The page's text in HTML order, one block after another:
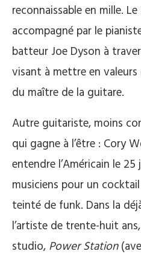
reconnaissable en mille.
accompagné par le
batteur Joe Dyson à
visant à mettre en
du maître de la guitare.
Autre guitariste, moins
qui gagne à l’être : Cory
entendre l’Américain le
musiciens pour un
teinté de funk. Dans la
l’artiste de trente-huit
studio, Power Station